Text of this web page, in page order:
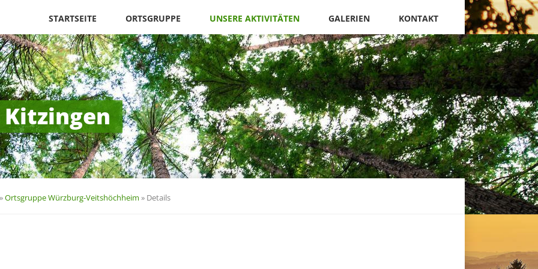
überspringen
STARTSEITE ORTSGRUPPE UNSERE AKTIVITÄTEN GALERIEN KONTAKT
Ortsgruppe Würzburg-Veitshöchheim » Details